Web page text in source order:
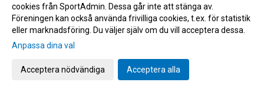
Inför match: Norrby IF – Östers IF
Nära Norrby S02E08: "Tror inte han har så fina handleder" 2022-10-28 11:02
Salo: " Vi har ju några fina minnen från Stadsparksvallen
cookies från SportAdmin. Dessa går inte att stänga av.
Föreningen kan också använda frivilliga cookies, t.ex. för statistik
eller marknadsföring. Du väljer själv om du vill acceptera dessa.
Anpassa dina val
Acceptera nödvändiga Acceptera alla